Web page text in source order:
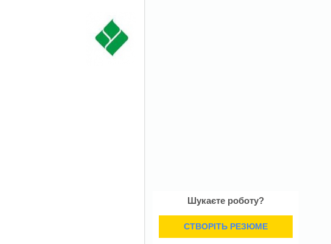
Шукаєте роботу?
СТВОРІТЬ РЕЗЮМЕ